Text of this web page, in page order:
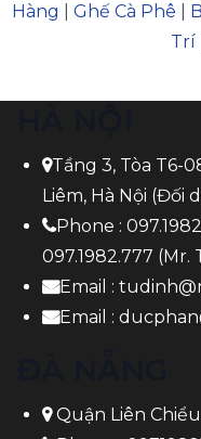
Hàng
Ghế Cà Phê
Trí
Tầng 3, Tòa T6-
Liêm, Hà Nội (Đối
Phone :
097.1982.777 (Mr.
Email :
Email :
Quận Liên